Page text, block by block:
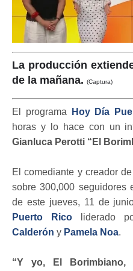
La producción
de la mañana. (Captura)
El programa Hoy Día
horas y lo hace con un
Gianluca Perotti “El
El comediante y creador
sobre 300,000 seguidores
de este jueves, 11 de
Puerto Ricoliderado
Calderón y Pamela Noa.
“Y yo, El